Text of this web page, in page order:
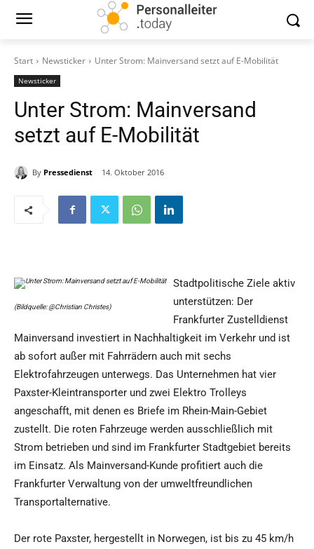
Start Newsticker Unter Strom: Mainversand setzt auf E-Mobilität
Newsticker
Unter Strom: Mainversand
setzt auf E-Mobilität
By Pressedienst 14. Oktober 2016
(Bildquelle: @Christian Christes)
Stadtpolitische Ziele aktiv
unterstützen: Der
Frankfurter Zustelldienst
Mainversand investiert in Nachhaltigkeit im Verkehr und ist
ab sofort außer mit Fahrrädern auch mit sechs
Elektrofahrzeugen unterwegs. Das Unternehmen hat vier
Paxster-Kleintransporter und zwei Elektro Trolleys
angeschafft, mit denen es Briefe im Rhein-Main-Gebiet
zustellt. Die roten Fahrzeuge werden ausschließlich mit
Strom betrieben und sind im Frankfurter Stadtgebiet bereits
im Einsatz. Als Mainversand-Kunde profitiert auch die
Frankfurter Verwaltung von der umweltfreundlichen
Transportalternative.
Der rote Paxster, hergestellt in Norwegen, ist bis zu 45 km/h